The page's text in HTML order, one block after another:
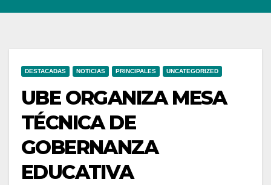
DESTACADAS NOTICIAS PRINCIPALES UNCATEGORIZED
UBE ORGANIZA MESA
TÉCNICA DE
GOBERNANZA
EDUCATIVA